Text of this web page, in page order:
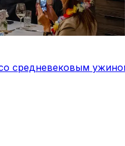
средневековым